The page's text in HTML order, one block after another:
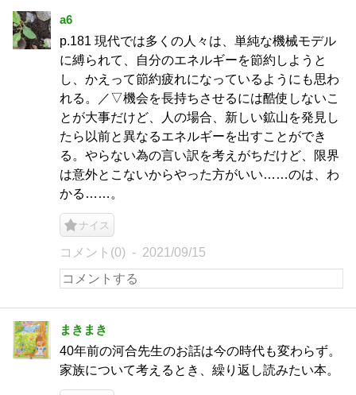
a6
p.181 現代では多くの人々は、単純な機械モデル
に縛られて、自分のエネルギーを節約しようと
し、かえって節約疲れになっているようにも思わ
れる。／▽機会を長持ちさせるには酷使しないこ
とが大事だけど、人の場合、新しい鉱山を発見し
たら以前と異なるエネルギーを出すことができ
る。やらない為の言い訳を考えがちだけど、限界
は意外とこないからやった方がいい……のは、わ
かる……。
ナイス
コメント(0) 2021/09/15
まきまき
40年前の河合先生のお話は今の時代も変わらず。
家族について考えるとき、繰り返し読みたい本。